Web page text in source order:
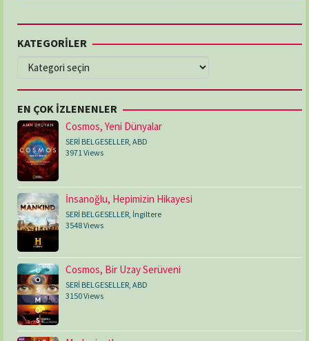
KATEGORİLER
KATEGORİLER
EN ÇOK İZLENENLER
Cosmos, Yeni Dünyalar
SERİ BELGESELLER ABD
3971 Views
İnsanoğlu, Hepimizin Hikayesi
SERİ BELGESELLER İngiltere
3548 Views
Cosmos, Bir Uzay Serüveni
SERİ BELGESELLER, ABD
3150 Views